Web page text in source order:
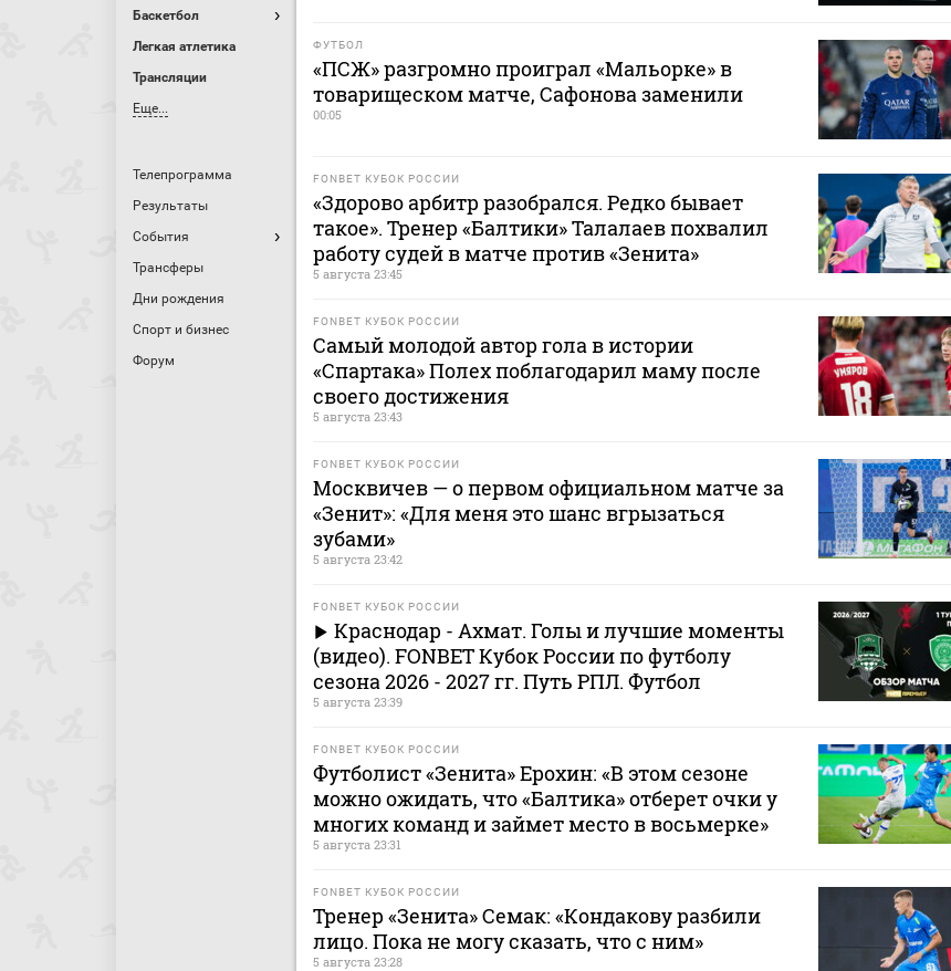
Баскетбол
Легкая атлетика
Трансляции
Еще...
Телепрограмма
Результаты
События
Трансферы
Дни рождения
Спорт и бизнес
Форум
ФУТБОЛ
«ПСЖ» разгромно проиграл «Мальорке» в
товарищеском матче, Сафонова заменили
00:05
FONBET КУБОК РОССИИ
«Здорово арбитр разобрался. Редко бывает
такое». Тренер «Балтики» Талалаев похвалил
работу судей в матче против «Зенита»
5 августа 23:45
FONBET КУБОК РОССИИ
Самый молодой автор гола в истории
«Спартака» Полех поблагодарил маму после
своего достижения
5 августа 23:43
FONBET КУБОК РОССИИ
Москвичев — о первом официальном матче за
«Зенит»: «Для меня это шанс вгрызаться
зубами»
5 августа 23:42
FONBET КУБОК РОССИИ
Краснодар - Ахмат. Голы и лучшие моменты
(видео). FONBET Кубок России по футболу
сезона 2026 - 2027 гг. Путь РПЛ. Футбол
5 августа 23:39
FONBET КУБОК РОССИИ
Футболист «Зенита» Ерохин: «В этом сезоне
можно ожидать, что «Балтика» отберет очки у
многих команд и займет место в восьмерке»
5 августа 23:31
FONBET КУБОК РОССИИ
Тренер «Зенита» Семак: «Кондакову разбили
лицо. Пока не могу сказать, что с ним»
5 августа 23:28